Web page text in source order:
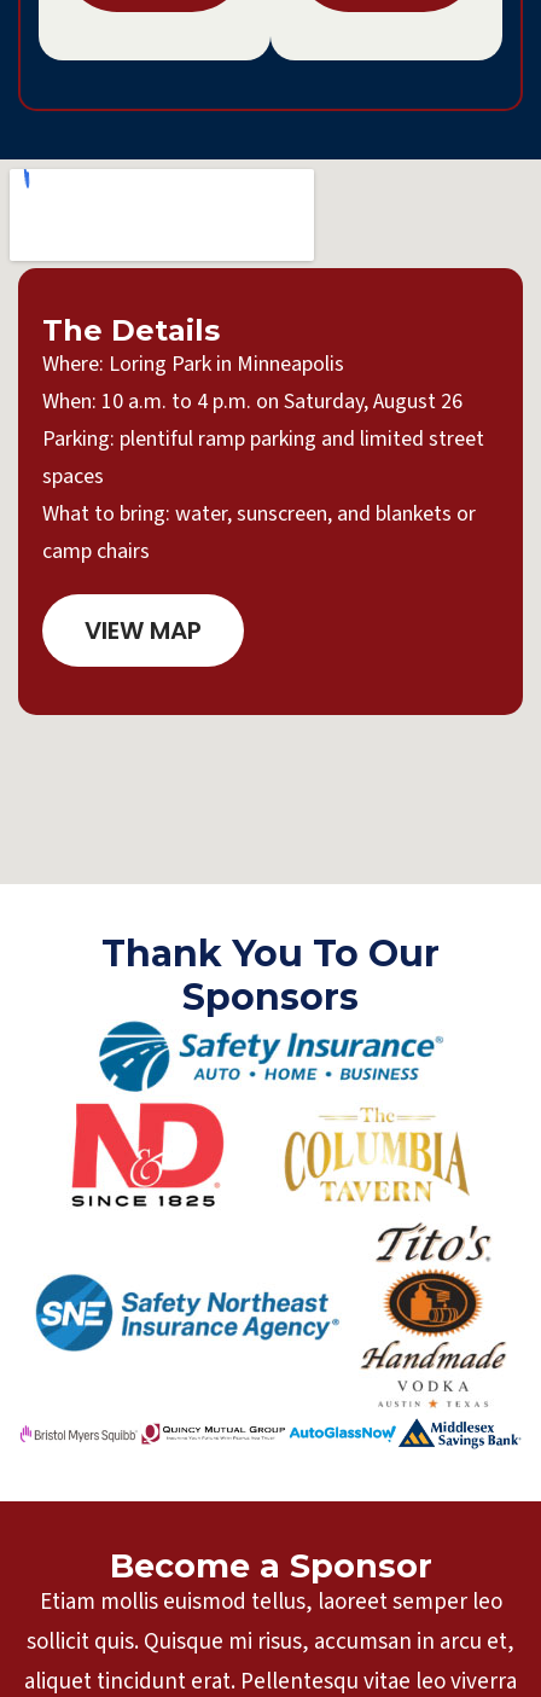
The Details
Where: Loring Park in Minneapolis
When: 10 a.m. to 4 p.m. on Saturday, August 26
Parking: plentiful ramp parking and limited street
spaces
What to bring: water, sunscreen, and blankets or
camp chairs
VIEW MAP
Thank You To Our
Sponsors
Become a Sponsor
Etiam mollis euismod tellus, laoreet semper leo
sollicit quis. Quisque mi risus, accumsan in arcu et,
aliquet tincidunt erat. Pellentesqu vitae leo viverra